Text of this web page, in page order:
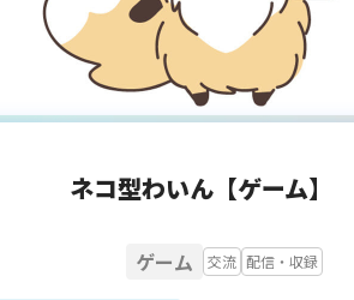
ネコ型わいん【ゲーム】
ゲーム 交流 配信・収録